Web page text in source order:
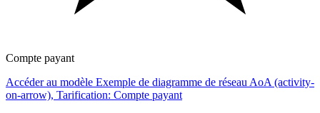
Compte payant
Accéder au modèle Exemple de diagramme de réseau AoA (activity-
on-arrow), Tarification: Compte payant